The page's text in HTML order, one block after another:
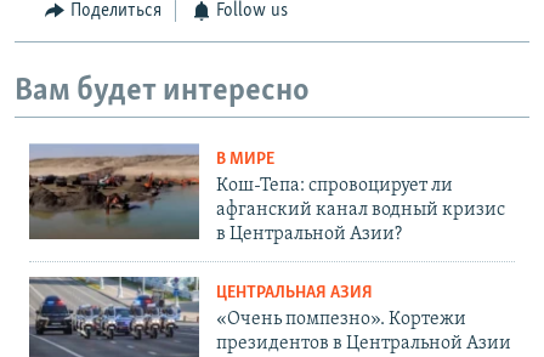
Поделиться Follow us
Вам будет интересно
В МИРЕ
Кош-Тепа: спровоцирует ли
афганский канал водный кризис
в Центральной Азии?
ЦЕНТРАЛЬНАЯ АЗИЯ
«Очень помпезно». Кортежи
президентов в Центральной Азии